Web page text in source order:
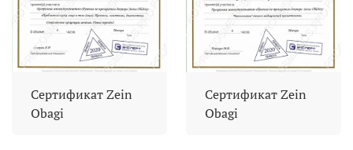
Сертификат Zein
Obagi
Сертификат Zein
Obagi